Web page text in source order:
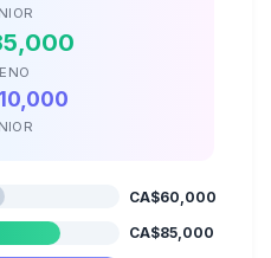
CA$60,000
CA$85,000